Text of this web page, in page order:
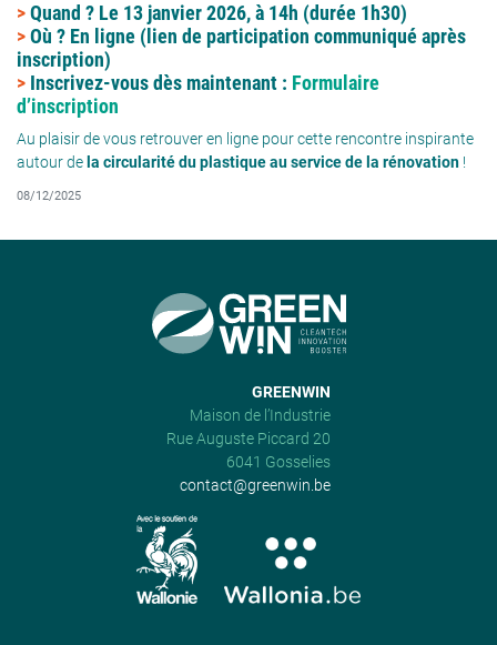
> Quand ? Le 13 janvier 2026, à 14h (durée 1h30)
> Où ? En ligne (lien de participation communiqué après
inscription)
> Inscrivez-vous dès maintenant : Formulaire
d’inscription
Au plaisir de vous retrouver en ligne pour cette rencontre inspirante
autour de la circularité du plastique au service de la rénovation !
08/12/2025
GREENWIN
Maison de l’Industrie
Rue Auguste Piccard 20
6041 Gosselies
contact@greenwin.be